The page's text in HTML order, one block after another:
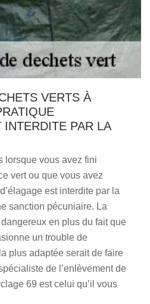
VERTS À
PAR LA
lorsque vous avez fini
vert ou que vous avez
est interdite par la
sanction pécuniaire. La
en plus du fait que
un trouble de
plus adaptée serait de faire
de l’enlèvement de
69 est celui qu’il vous